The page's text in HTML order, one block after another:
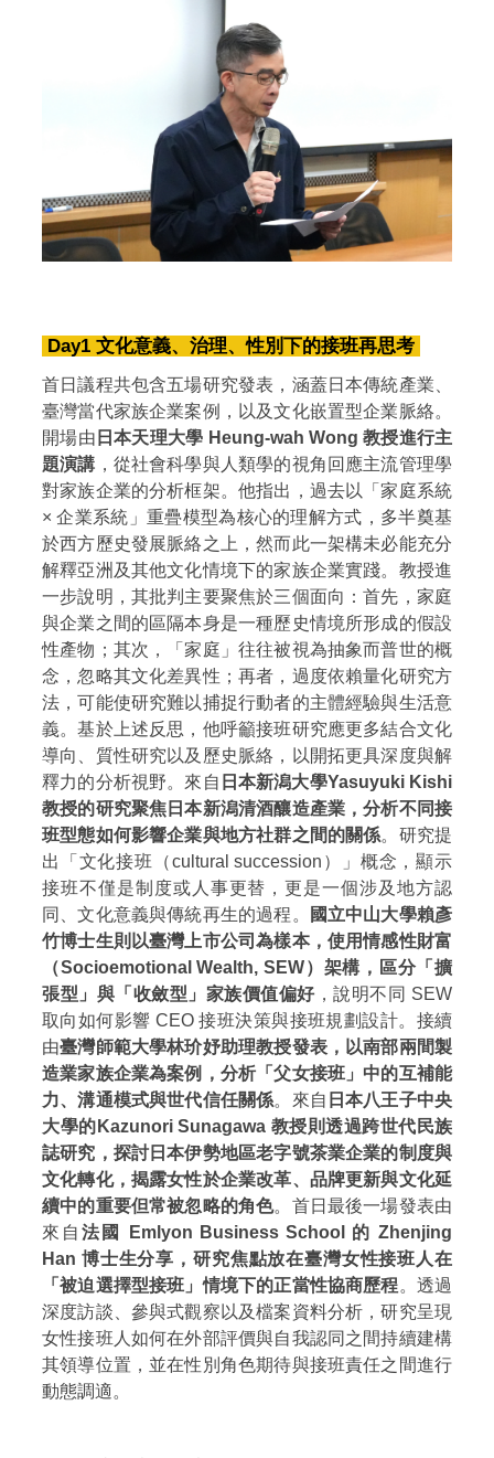
Day1 文化意義、治理、性別下的接班再思考
首日議程共包含五場研究發表，涵蓋日本傳統產業、
臺灣當代家族企業案例，以及文化嵌置型企業脈絡。
開場由 日本天理大學 Heung-wah Wong 教授進行主
題演講 ，從社會科學與人類學的視角回應主流管理學
對家族企業的分析框架。他指出，過去以「家庭系統
× 企業系統」重疊模型為核心的理解方式，多半奠基
於西方歷史發展脈絡之上，然而此一架構未必能充分
解釋亞洲及其他文化情境下的家族企業實踐。教授進
一步說明，其批判主要聚焦於三個面向：首先，家庭
與企業之間的區隔本身是一種歷史情境所形成的假設
性產物；其次，「家庭」往往被視為抽象而普世的概
念，忽略其文化差異性；再者，過度依賴量化研究方
法，可能使研究難以捕捉行動者的主體經驗與生活意
義。基於上述反思，他呼籲接班研究應更多結合文化
導向、質性研究以及歷史脈絡，以開拓更具深度與解
釋力的分析視野。來自 日本新潟大學Yasuyuki Kishi
教授的研究聚焦日本新潟清酒釀造產業，分析不同接
班型態如何影響企業與地方社群之間的關係。研究提
出「文化接班（cultural succession）」概念，顯示
接班不僅是制度或人事更替，更是一個涉及地方認
同、文化意義與傳統再生的過程。
國立中山大學賴彥
竹博士生則以臺灣上市公司為樣本，使用情感性財富
（Socioemotional Wealth, SEW）架構，區分「擴
張型」與「收斂型」家族價值偏好，說明不同 SEW
取向如何影響 CEO 接班決策與接班規劃設計。接續
由臺灣師範大學林玠妤助理教授發表，以南部兩間製
造業家族企業為案例，分析「父女接班」中的互補能
力、溝通模式與世代信任關係。來自 日本八王子中央
大學的Kazunori Sunagawa 教授則透過跨世代民族
誌研究，探討日本伊勢地區老字號茶業企業的制度與
文化轉化，揭露女性於企業改革、品牌更新與文化延
續中的重要但常被忽略的角色。首日最後一場發表由
來自法國 Emlyon Business School 的 Zhenjing
Han 博士生分享，研究焦點放在臺灣女性接班人在
「被迫選擇型接班」情境下的正當性協商歷程。透過
深度訪談、參與式觀察以及檔案資料分析，研究呈現
女性接班人如何在外部評價與自我認同之間持續建構
其領導位置，並在性別角色期待與接班責任之間進行
動態調適。